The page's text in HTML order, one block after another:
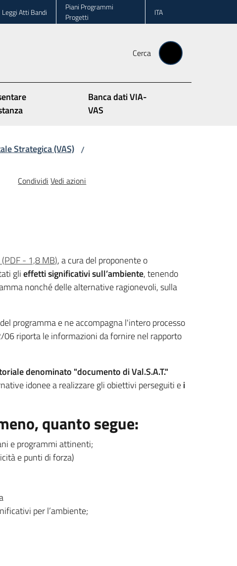
Leggi Atti Bandi
Piani Programmi
Progetti
ITA
Cerca
Banca dati VIA-
VAS
Strategica (VAS) /
Condividi Vedi azioni
(PDF- 1,8 MB), a cura del proponente o
glieffetti significativi sull’ambiente, tenendo
nonché delle alternative ragionevoli, sulla
programma e ne accompagna l'intero processo
06 riporta le informazioni da fornire nel rapporto
denominato "documento di Val.S.A.T."
idonee a realizzare gli obiettivi perseguiti ei
quanto segue:
e programmi attinenti;
e punti di forza)
per l’ambiente;